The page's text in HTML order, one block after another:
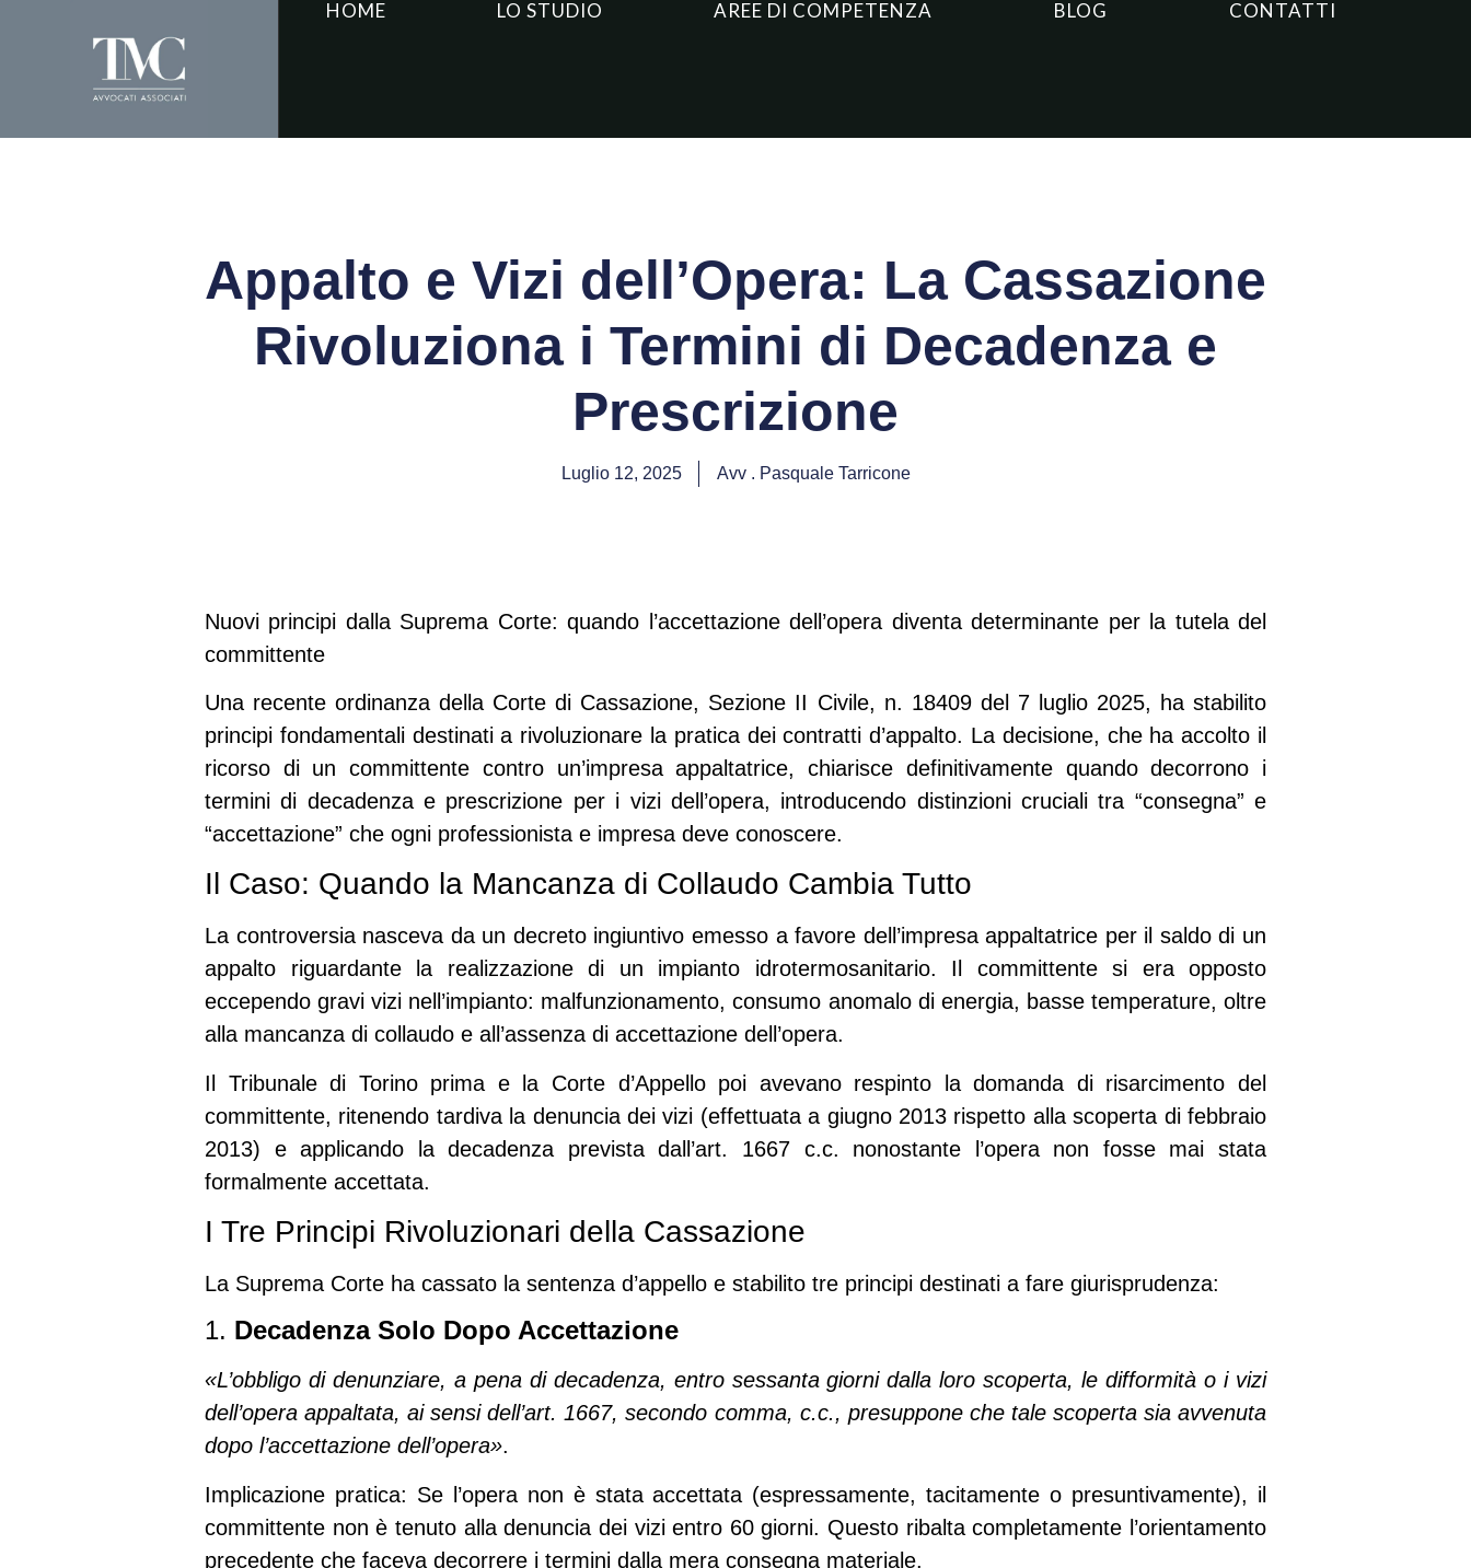
HOME LO STUDIO AREE DI COMPETENZA BLOG CONTATTI
Appalto e Vizi dell’Opera: La Cassazione
Rivoluziona i Termini di Decadenza e
Prescrizione
Luglio 12, 2025 Avv . Pasquale Tarricone
Nuovi principi dalla Suprema Corte: quando l’accettazione dell’opera diventa determinante per la tutela del
committente
Una recente ordinanza della Corte di Cassazione, Sezione II Civile, n. 18409 del 7 luglio 2025, ha stabilito
principi fondamentali destinati a rivoluzionare la pratica dei contratti d’appalto. La decisione, che ha accolto il
ricorso di un committente contro un’impresa appaltatrice, chiarisce definitivamente quando decorrono i
termini di decadenza e prescrizione per i vizi dell’opera, introducendo distinzioni cruciali tra “consegna” e
“accettazione” che ogni professionista e impresa deve conoscere.
Il Caso: Quando la Mancanza di Collaudo Cambia Tutto
La controversia nasceva da un decreto ingiuntivo emesso a favore dell’impresa appaltatrice per il saldo di un
appalto riguardante la realizzazione di un impianto idrotermosanitario. Il committente si era opposto
eccependo gravi vizi nell’impianto: malfunzionamento, consumo anomalo di energia, basse temperature, oltre
alla mancanza di collaudo e all’assenza di accettazione dell’opera.
Il Tribunale di Torino prima e la Corte d’Appello poi avevano respinto la domanda di risarcimento del
committente, ritenendo tardiva la denuncia dei vizi (effettuata a giugno 2013 rispetto alla scoperta di febbraio
2013) e applicando ladecadenza prevista dall’art. 1667 c.c. nonostante l’opera non fosse mai stata
formalmente accettata.
I Tre Principi Rivoluzionari della Cassazione
La Suprema Corte ha cassato la sentenza d’appello e stabilito tre principi destinati a fare giurisprudenza:
1. Decadenza Solo Dopo Accettazione
«L’obbligo di denunziare, a pena di decadenza, entro sessanta giorni dalla loro scoperta, le difformità o i vizi
dell’opera appaltata, ai sensi dell’art. 1667, secondo comma, c.c., presuppone che tale scoperta sia avvenuta
dopo l’accettazione dell’opera».
Implicazione pratica: Se l’opera non è stata accettata (espressamente, tacitamente o presuntivamente), il
committente non è tenuto alla denuncia dei vizi entro 60 giorni. Questo ribalta completamente l’orientamento
precedente che faceva decorrere i termini dalla mera consegna materiale.